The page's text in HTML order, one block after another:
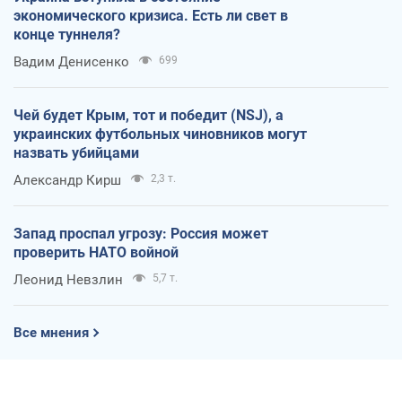
экономического кризиса. Есть ли свет в
конце туннеля?
Вадим Денисенко 699
Чей будет Крым, тот и победит (NSJ), а
украинских футбольных чиновников могут
назвать убийцами
Александр Кирш 2,3 т.
Запад проспал угрозу: Россия может
проверить НАТО войной
Леонид Невзлин 5,7 т.
Все мнения